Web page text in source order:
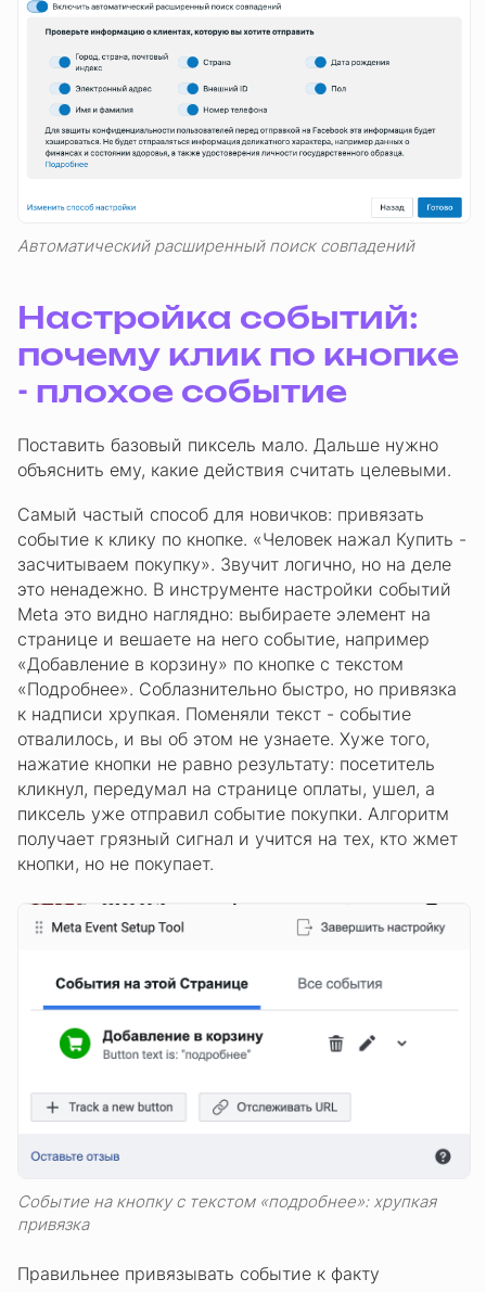
Автоматический расширенный поиск совпадений
Настройка событий:
почему клик по кнопке
- плохое событие
Поставить базовый пиксель мало. Дальше нужно
объяснить ему, какие действия считать целевыми.
Самый частый способ для новичков: привязать
событие к клику по кнопке. «Человек нажал Купить -
засчитываем покупку». Звучит логично, но на деле
это ненадежно. В инструменте настройки событий
Meta это видно наглядно: выбираете элемент на
странице и вешаете на него событие, например
«Добавление в корзину» по кнопке с текстом
«Подробнее». Соблазнительно быстро, но привязка
к надписи хрупкая. Поменяли текст - событие
отвалилось, и вы об этом не узнаете. Хуже того,
нажатие кнопки не равно результату: посетитель
кликнул, передумал на странице оплаты, ушел, а
пиксель уже отправил событие покупки. Алгоритм
получает грязный сигнал и учится на тех, кто жмет
кнопки, но не покупает.
Событие на кнопку с текстом «подробнее»: хрупкая
привязка
Правильнее привязывать событие к факту